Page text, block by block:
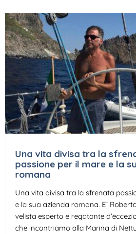
Una vita divisa tra la
passione per il mare e la
romana
Una vita divisa tra la sfrenata
e la sua azienda romana. E’
velista esperto e regatante
che incontriamo alla Marina di